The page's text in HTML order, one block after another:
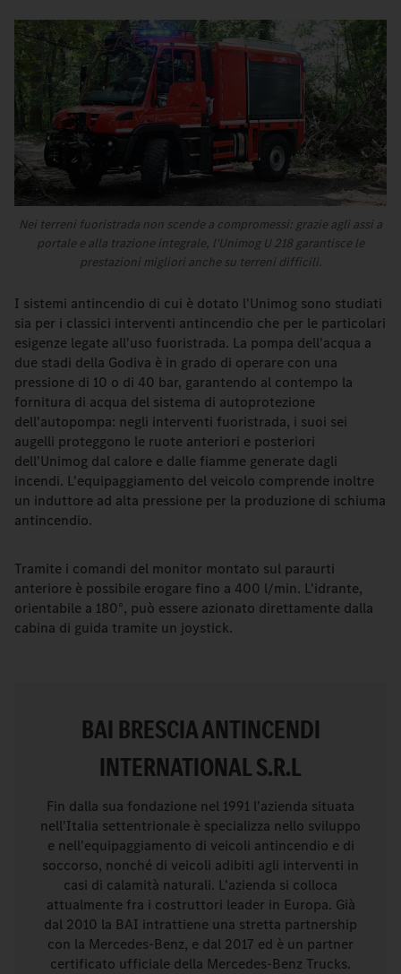
Nei terreni fuoristrada non scende a compromessi: grazie agli assi a
portale e alla trazione integrale, l'Unimog U 218 garantisce le
prestazioni migliori anche su terreni difficili.
I sistemi antincendio di cui è dotato l'Unimog sono studiati
sia per i classici interventi antincendio che per le particolari
esigenze legate all'uso fuoristrada. La pompa dell'acqua a
due stadi della Godiva è in grado di operare con una
pressione di 10 o di 40 bar, garantendo al contempo la
fornitura di acqua del sistema di autoprotezione
dell'autopompa: negli interventi fuoristrada, i suoi sei
augelli proteggono le ruote anteriori e posteriori
dell'Unimog dal calore e dalle fiamme generate dagli
incendi. L'equipaggiamento del veicolo comprende inoltre
un induttore ad alta pressione per la produzione di schiuma
antincendio.
Tramite i comandi del monitor montato sul paraurti
anteriore è possibile erogare fino a 400 l/min. L'idrante,
orientabile a 180°, può essere azionato direttamente dalla
cabina di guida tramite un joystick.
BAI BRESCIA ANTINCENDI
INTERNATIONAL S.R.L
Fin dalla sua fondazione nel 1991 l'azienda situata
nell'Italia settentrionale è specializza nello sviluppo
e nell'equipaggiamento di veicoli antincendio e di
soccorso, nonché di veicoli adibiti agli interventi in
casi di calamità naturali. L'azienda si colloca
attualmente fra i costruttori leader in Europa. Già
dal 2010 la BAI intrattiene una stretta partnership
con la Mercedes-Benz, e dal 2017 ed è un partner
certificato ufficiale della Mercedes-Benz Trucks.